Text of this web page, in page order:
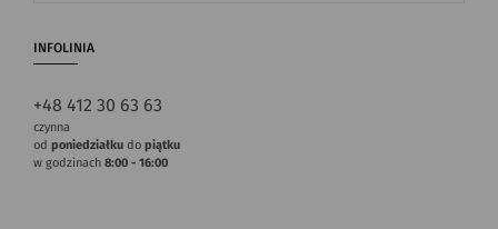
INFOLINIA
+48 412 30 63 63
czynna
od poniedziałku do piątku
w godzinach 8:00 - 16:00